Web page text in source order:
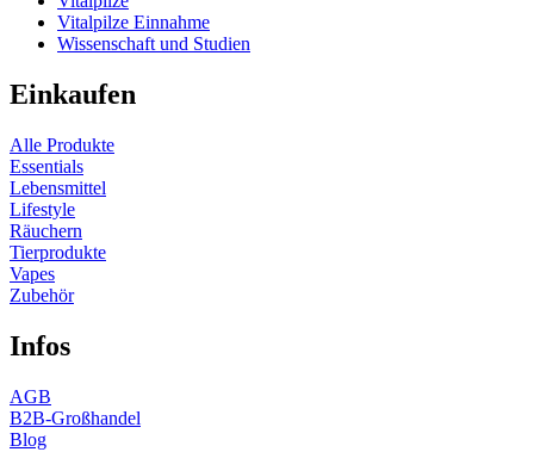
Vitalpilze Einnahme
Wissenschaft und Studien
Einkaufen
Alle Produkte
Essentials
Lebensmittel
Lifestyle
Räuchern
Tierprodukte
Vapes
Zubehör
Infos
AGB
B2B-Großhandel
Blog